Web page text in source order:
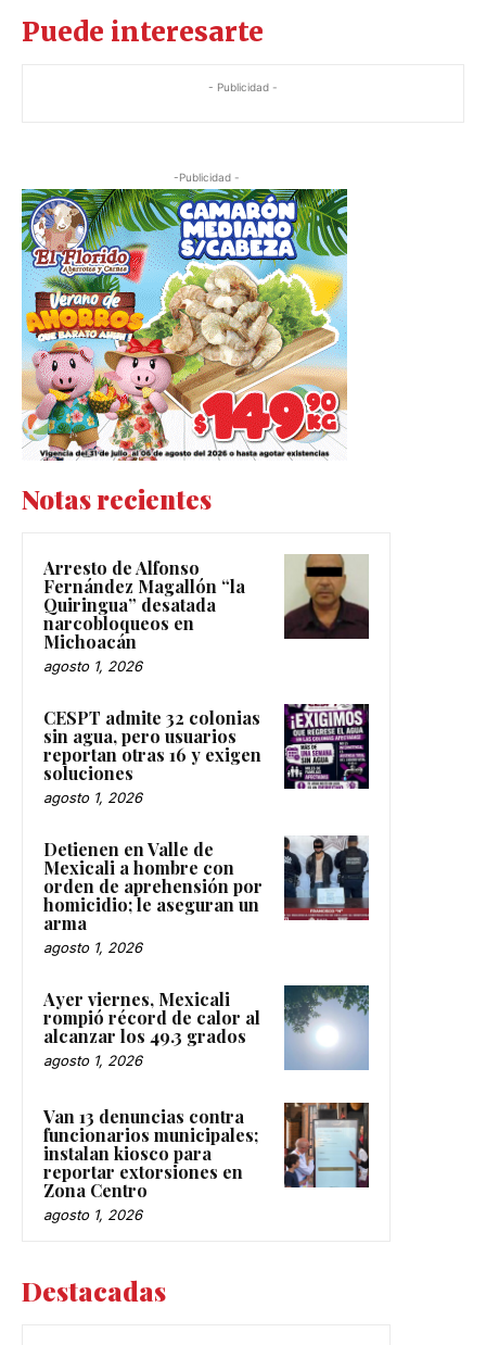
Puede interesarte
- Publicidad -
-Publicidad -
Notas recientes
Arresto de Alfonso
Fernández Magallón “la
Quiringua” desatada
narcobloqueos en
Michoacán
agosto 1, 2026
CESPT admite 32 colonias
sin agua, pero usuarios
reportan otras 16 y exigen
soluciones
agosto 1, 2026
Detienen en Valle de
Mexicali a hombre con
orden de aprehensión por
homicidio; le aseguran un
arma
agosto 1, 2026
Ayer viernes, Mexicali
rompió récord de calor al
alcanzar los 49.3 grados
agosto 1, 2026
Van 13 denuncias contra
funcionarios municipales;
instalan kiosco para
reportar extorsiones en
Zona Centro
agosto 1, 2026
Destacadas